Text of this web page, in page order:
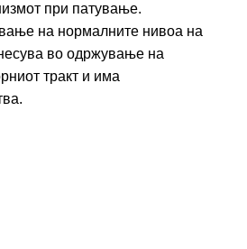
при патување.
на нормалните нивоа на
во одржување на
тракт и има